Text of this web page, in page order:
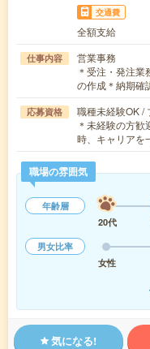
交通費
全額支給
仕事内容
営業事務
＊受注・発注
の作成＊納期確
応募資格
職種未経験OK /
＊未経験の方
時、キャリアを
職場の雰囲気
年齢層
20代
男女比率
女性
気になる!